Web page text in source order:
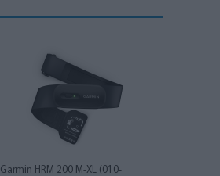
Garmin HRM 200 M-XL (010-